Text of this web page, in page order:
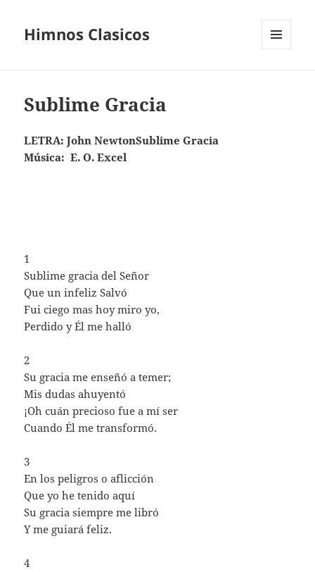
Himnos Clasicos
Sublime Gracia
LETRA: John NewtonSublime Gracia
Música: E. O. Excel
1
Sublime gracia del Señor
Que un infeliz Salvó
Fui ciego mas hoy miro yo,
Perdido y Él me halló
2
Su gracia me enseñó a temer;
Mis dudas ahuyentó
¡Oh cuán precioso fue a mí ser
Cuando Él me transformó.
3
En los peligros o aflicción
Que yo he tenido aquí
Su gracia siempre me libró
Y me guiará feliz.
4